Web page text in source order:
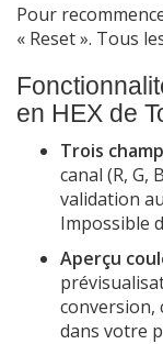
Pour
« Reset ». Tous
en HEX de
Trois
canal (R, G,
validation
Impossible
Aperçu
conversion,
dans votre